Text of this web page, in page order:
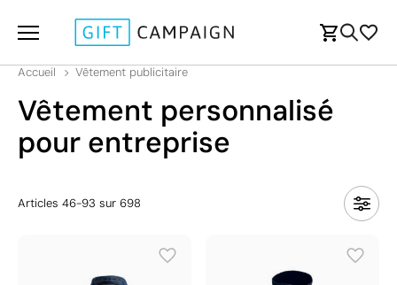
Accueil Vêtement publicitaire
Vêtement personnalisé
pour entreprise
Articles 46-93 sur 698